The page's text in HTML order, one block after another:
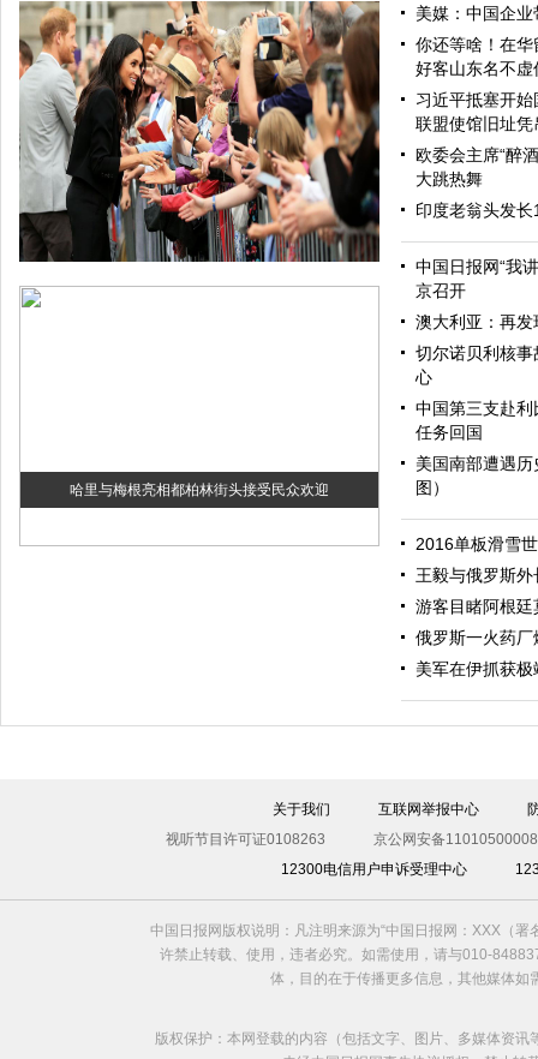
哈里与梅根亮相都柏林街头接受民众欢迎
美媒：中国企
你还等啥！在
好客山东名不虚
习近平抵塞开
联盟使馆旧址凭
欧委会主席“醉
大跳热舞
印度老翁头发
中国日报网“我
京召开
澳大利亚：再
切尔诺贝利核
心
中国第三支赴
任务回国
美国南部遭遇
图）
2016单板滑雪
王毅与俄罗斯
游客目睹阿根
俄罗斯一火药
美军在伊抓获极
关于我们 互联网举报中心
视听节目许可证0108263
京公网安备
12300电信用户申诉受理中心
中国日报网版权说明：凡注明来源为“中国日报网：XXX（
许禁止转载、使用，违者必究。如需使用，请与010-
体，目的在于传播更多信息，其他媒体
版权保护：本网登载的内容（包括文字、图片、多媒体资